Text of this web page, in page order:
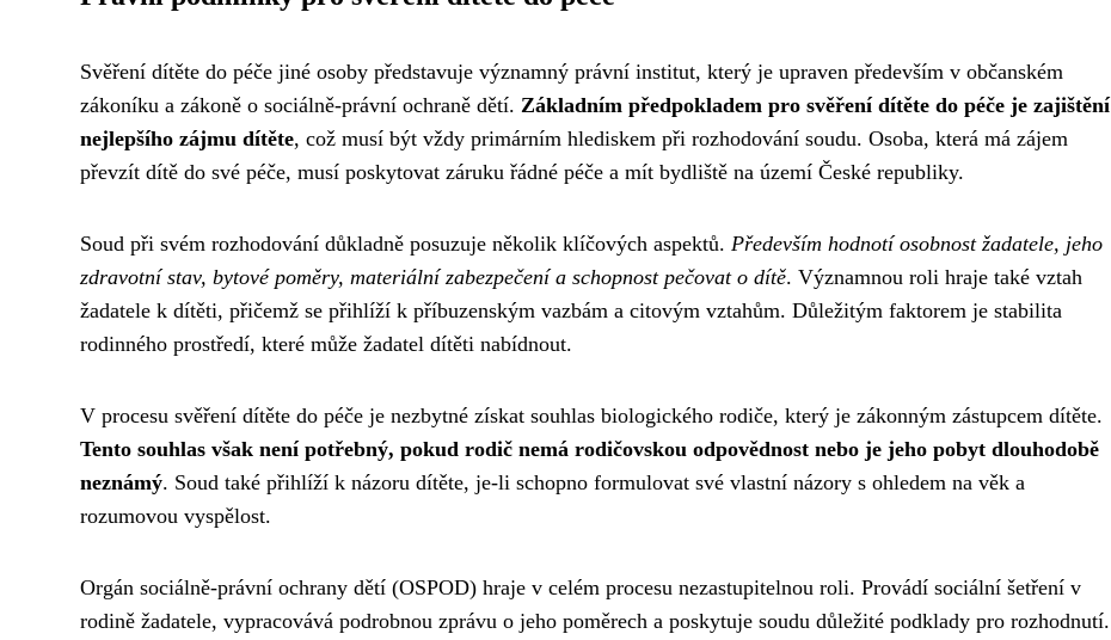
Svěření dítěte do péče jiné osoby představuje významný právní institut, který je upraven především v občanském
zákoníku a zákoně o sociálně-právní ochraně dětí. Základním předpokladem pro svěření dítěte do péče je zajištění
nejlepšího zájmu dítěte, což musí být vždy primárním hlediskem při rozhodování soudu. Osoba, která má zájem
převzít dítě do své péče, musí poskytovat záruku řádné péče a mít bydliště na území České republiky.
Soud při svém rozhodování důkladně posuzuje několik klíčových aspektů. Především hodnotí osobnost žadatele, jeho
zdravotní stav, bytové poměry, materiální zabezpečení a schopnost pečovat o dítě. Významnou roli hraje také vztah
žadatele k dítěti, přičemž se přihlíží k příbuzenským vazbám a citovým vztahům. Důležitým faktorem je stabilita
rodinného prostředí, které může žadatel dítěti nabídnout.
V procesu svěření dítěte do péče je nezbytné získat souhlas biologického rodiče, který je zákonným zástupcem dítěte.
Tento souhlas však není potřebný, pokud rodič nemá rodičovskou odpovědnost nebo je jeho pobyt dlouhodobě
neznámý. Soud také přihlíží k názoru dítěte, je-li schopno formulovat své vlastní názory s ohledem na věk a
rozumovou vyspělost.
Orgán sociálně-právní ochrany dětí (OSPOD) hraje v celém procesu nezastupitelnou roli. Provádí sociální šetření v
rodině žadatele, vypracovává podrobnou zprávu o jeho poměrech a poskytuje soudu důležité podklady pro rozhodnutí.